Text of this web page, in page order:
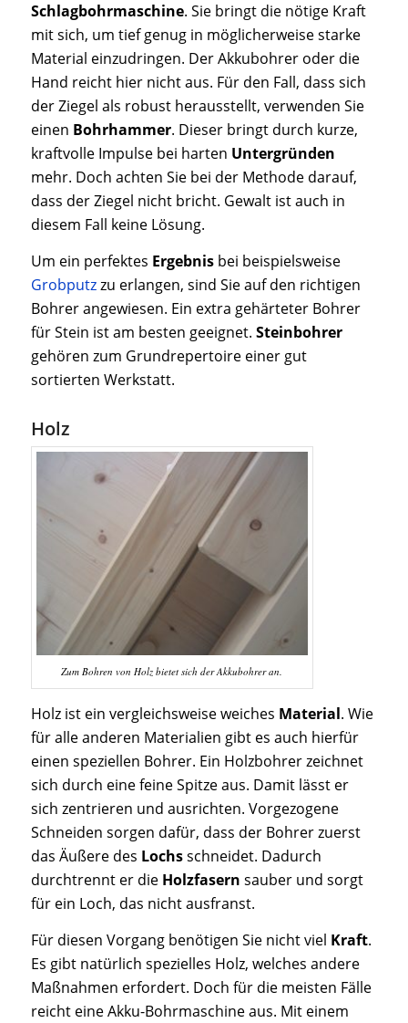
Schlagbohrmaschine. Sie bringt die nötige Kraft
mit sich, um tief genug in möglicherweise starke
Material einzudringen. Der Akkubohrer oder die
Hand reicht hier nicht aus. Für den Fall, dass sich
der Ziegel als robust herausstellt, verwenden Sie
einen Bohrhammer. Dieser bringt durch kurze,
kraftvolle Impulse bei harten Untergründen
mehr. Doch achten Sie bei der Methode darauf,
dass der Ziegel nicht bricht. Gewalt ist auch in
diesem Fall keine Lösung.
Um ein perfektes Ergebnis bei beispielsweise
Grobputzzu erlangen, sind Sie auf den richtigen
Bohrer angewiesen. Ein extra gehärteter Bohrer
für Stein ist am besten geeignet. Steinbohrer
gehören zum Grundrepertoire einer gut
sortierten Werkstatt.
Holz
Zum Bohren von Holz bietet sich der Akkubohrer an.
Holz ist ein vergleichsweise weiches Material. Wie
für alle anderen Materialien gibt es auch hierfür
einen speziellen Bohrer. Ein Holzbohrer zeichnet
sich durch eine feine Spitze aus. Damit lässt er
sich zentrieren und ausrichten. Vorgezogene
Schneiden sorgen dafür, dass der Bohrer zuerst
das Äußere des Lochsschneidet. Dadurch
durchtrennt er die Holzfasern sauber und sorgt
für ein Loch, das nicht ausfranst.
Für diesen Vorgang benötigen Sie nicht viel Kraft.
Es gibt natürlich spezielles Holz, welches andere
Maßnahmen erfordert. Doch für die meisten Fälle
reicht eine Akku-Bohrmaschine aus. Mit einem